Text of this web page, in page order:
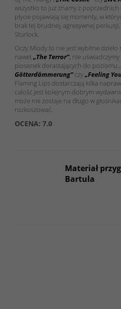
wszystko to już znamy z
płycie pojawiają się momenty, w
brak tej brudnej, agresywnej
Sturlock.
Oczy Mlodyto nie jest wybitne dzieło
nawet„The Terror”, nie
piosenek dorastających do poziomu „
Götterdämmerung”czy„Feeling
Flaming Lips dostarczają kilka
całość jest kolejnym dobrym
może nie zostaje na długo w
rozkoszować.
OCENA: 7.0
Materiał
Bartula